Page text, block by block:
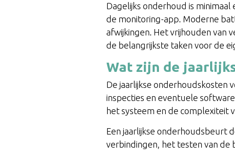
Dagelijks onderhoud is
de monitoring-app. Moderne
afwijkingen. Het vrijhouden van
de belangrijkste taken voor de
Wat zijn de
De jaarlijkse onderhoudskosten
inspecties en eventuele
het systeem en de complexiteit
Een jaarlijkse onderhoudsbeurt
verbindingen, het testen van de